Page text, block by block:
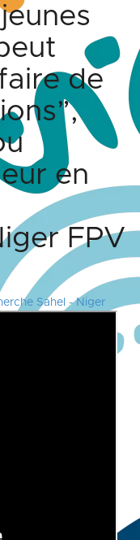
de
en
FPV
Sahel - Niger